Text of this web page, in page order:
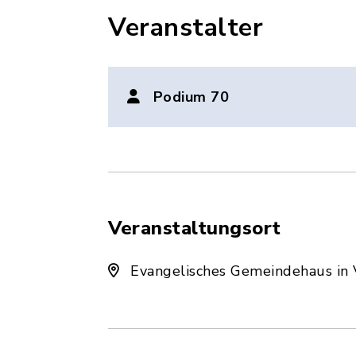
Veranstalter
Podium 70
Veranstaltungsort
Evangelisches Gemeindehaus in